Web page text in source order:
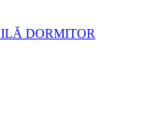
DORMITOR